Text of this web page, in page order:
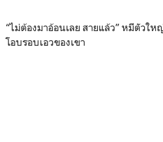
“ไม่ต้องมาอ้อนเลย สายแล้ว” หมีตัวใ
โอบรอบเอวของเขา